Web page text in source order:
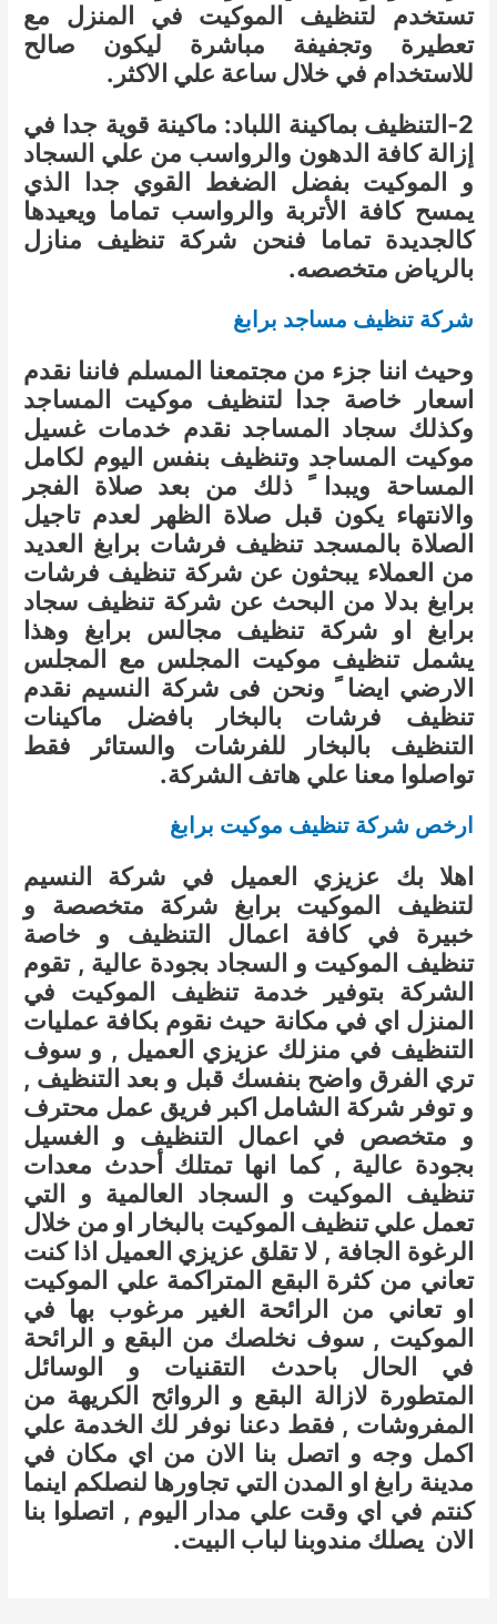
تستخدم لتنظيف الموكيت في المنزل مع
تعطيرة وتجفيفة مباشرة ليكون صالح
للاستخدام في خلال ساعة علي الاكثر.
2-التنظيف بماكينة اللباد: ماكينة قوية جدا في
إزالة كافة الدهون والرواسب من علي السجاد
و الموكيت بفضل الضغط القوي جدا الذي
يمسح كافة الأتربة والرواسب تماما ويعيدها
كالجديدة تماما فنحن شركة تنظيف منازل
بالرياض متخصصه.
شركة تنظيف مساجد برابغ
وحيث اننا جزء من مجتمعنا المسلم فاننا نقدم
اسعار خاصة جدا لتنظيف موكيت المساجد
وكذلك سجاد المساجد نقدم خدمات غسيل
موكيت المساجد وتنظيف بنفس اليوم لكامل
المساحة ويبدا ً ذلك من بعد صلاة الفجر
والانتهاء يكون قبل صلاة الظهر لعدم تاجيل
الصلاة بالمسجد تنظيف فرشات برابغ العديد
من العملاء يبحثون عن شركة تنظيف فرشات
برابغ بدلا من البحث عن شركة تنظيف سجاد
برابغ او شركة تنظيف مجالس برابغ وهذا
يشمل تنظيف موكيت المجلس مع المجلس
الارضي ايضا ً ونحن فى شركة النسيم نقدم
تنظيف فرشات بالبخار بافضل ماكينات
التنظيف بالبخار للفرشات والستائر فقط
تواصلوا معنا علي هاتف الشركة.
ارخص شركة تنظيف موكيت برابغ
اهلا بك عزيزي العميل في شركة النسيم
لتنظيف الموكيت برابغ شركة متخصصة و
خبيرة في كافة اعمال التنظيف و خاصة
تنظيف الموكيت و السجاد بجودة عالية , تقوم
الشركة بتوفير خدمة تنظيف الموكيت في
المنزل اي في مكانة حيث نقوم بكافة عمليات
التنظيف في منزلك عزيزي العميل , و سوف
تري الفرق واضح بنفسك قبل و بعد التنظيف ,
و توفر شركة الشامل اكبر فريق عمل محترف
و متخصص في اعمال التنظيف و الغسيل
بجودة عالية , كما انها تمتلك أحدث معدات
تنظيف الموكيت و السجاد العالمية و التي
تعمل علي تنظيف الموكيت بالبخار او من خلال
الرغوة الجافة , لا تقلق عزيزي العميل اذا كنت
تعاني من كثرة البقع المتراكمة علي الموكيت
او تعاني من الرائحة الغير مرغوب بها في
الموكيت , سوف نخلصك من البقع و الرائحة
في الحال باحدث التقنيات و الوسائل
المتطورة لازالة البقع و الروائح الكريهة من
المفروشات , فقط دعنا نوفر لك الخدمة علي
اكمل وجه و اتصل بنا الان من اي مكان في
مدينة رابغ او المدن التي تجاورها لنصلكم اينما
كنتم في اي وقت علي مدار اليوم , اتصلوا بنا
الان يصلك مندوبنا لباب البيت.